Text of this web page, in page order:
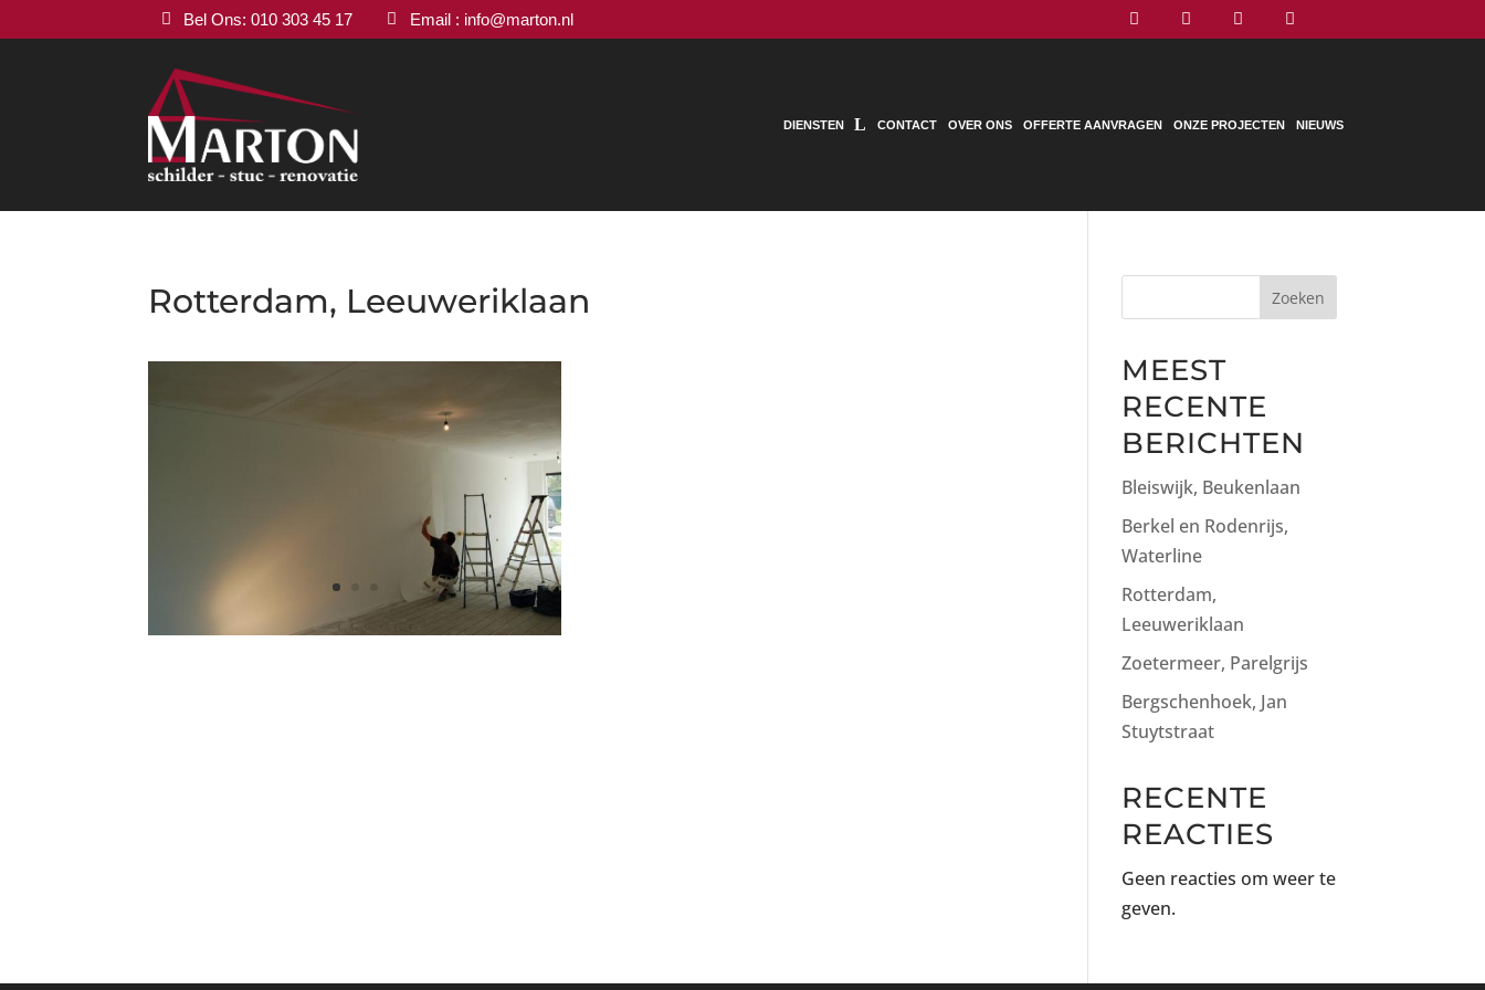
 Bel Ons: 010 303 45 17  Email : info@marton.nl    
DIENSTEN CONTACT OVER ONS OFFERTE AANVRAGEN ONZE PROJECTEN NIEUWS
Rotterdam, Leeuweriklaan Zoeken
MEEST
RECENTE
BERICHTEN
Bleiswijk, Beukenlaan
Berkel en Rodenrijs,
Waterline
Rotterdam,
Leeuweriklaan
Zoetermeer, Parelgrijs
Bergschenhoek, Jan
Stuytstraat
RECENTE
REACTIES
Geen reacties om weer te
geven.